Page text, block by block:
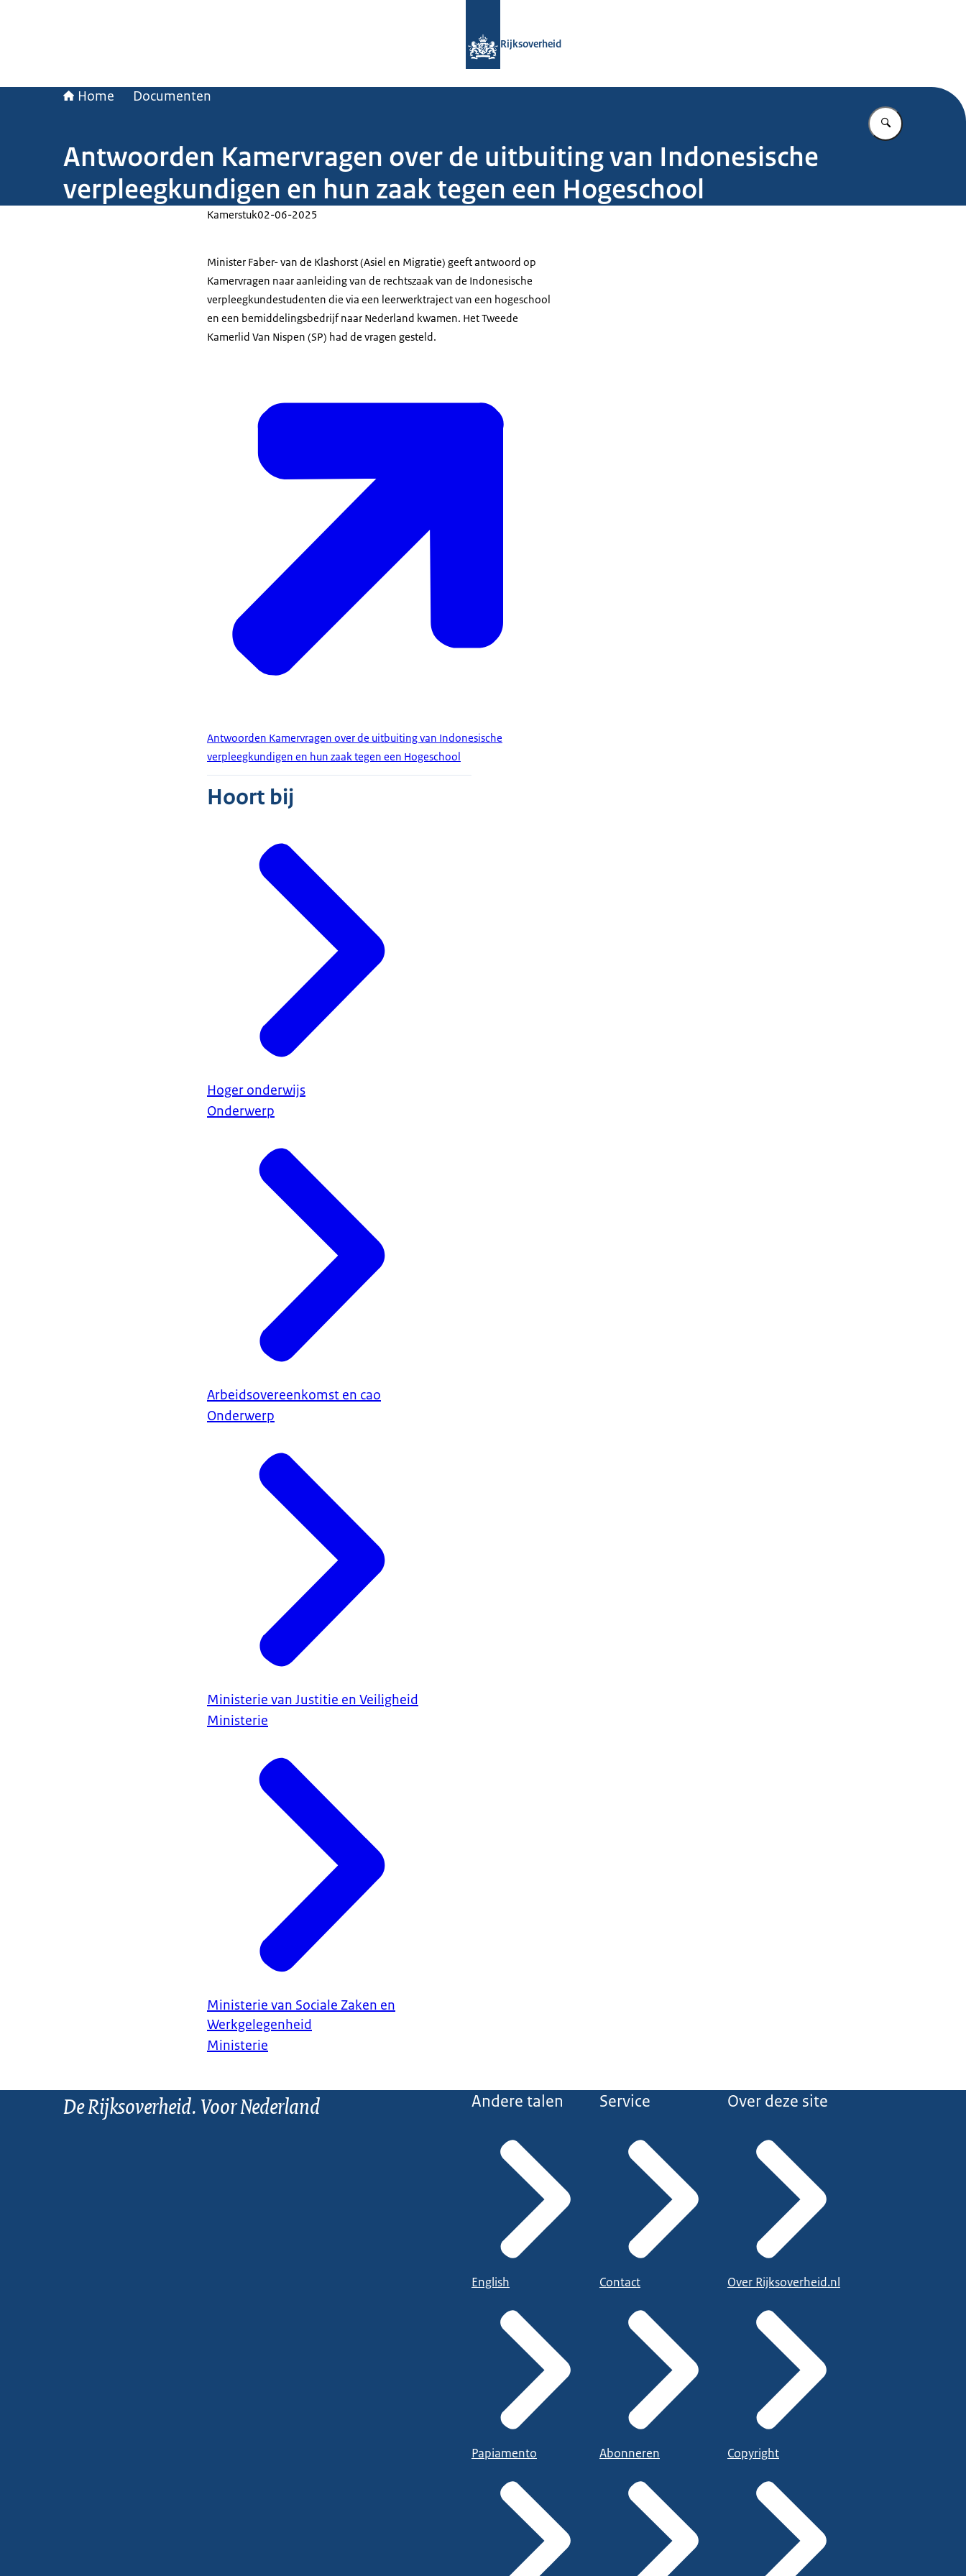
Rijksoverheid
Home Documenten
Vul in wat u
Antwoorden Kamervragen over de uitbuiting van Indonesische
verpleegkundigen en hun zaak tegen een Hogeschool
Kamerstuk02-06-2025
Minister Faber- van de Klashorst (Asiel en Migratie) geeft antwoord op
Kamervragen naar aanleiding van de rechtszaak van de Indonesische
verpleegkundestudenten die via een leerwerktraject van een hogeschool
en een bemiddelingsbedrijf naar Nederland kwamen. Het Tweede
Kamerlid Van Nispen (SP) had de vragen gesteld.
Antwoorden Kamervragen over de uitbuiting van Indonesische
verpleegkundigen en hun zaak tegen een Hogeschool
Hoort bij
Hoger onderwijs
Onderwerp
Arbeidsovereenkomst en cao
Onderwerp
Ministerie van Justitie en Veiligheid
Ministerie
Ministerie van Sociale Zaken en
Werkgelegenheid
Ministerie
De Rijksoverheid. Voor Nederland Andere talen
English
Papiamento
Service
Contact
Abonneren
Over deze site
Over Rijksoverheid.nl
Copyright